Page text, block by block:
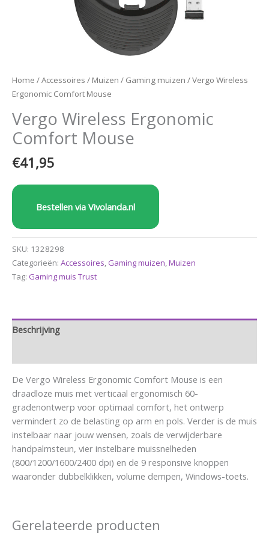
Home /Accessoires / Muizen / Gaming muizen / Vergo Wireless
Ergonomic Comfort Mouse
Vergo Wireless Ergonomic
Comfort Mouse
€41,95
Bestellen via Vivolanda.nl
SKU: 1328298
Categorieën: Accessoires, Gaming muizen,Muizen
Tag: Gaming muis Trust
Beschrijving
De Vergo Wireless Ergonomic Comfort Mouse is een
draadloze muis met verticaal ergonomisch 60-
gradenontwerp voor optimaal comfort, het ontwerp
vermindert zo de belasting op arm en pols. Verder is de muis
instelbaar naar jouw wensen, zoals de verwijderbare
handpalmsteun, vier instelbare muissnelheden
(800/1200/1600/2400 dpi) en de 9 responsive knoppen
waaronder dubbelklikken, volume dempen, Windows-toets.
Gerelateerde producten